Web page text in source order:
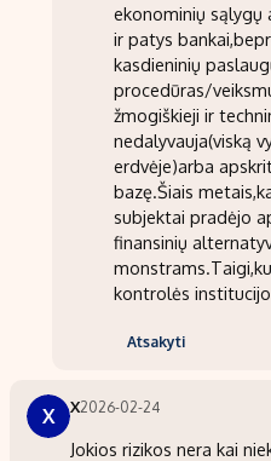
ekonominių sąlygų
ir patys
kasdieninių
procedūras/
žmogiškieji ir
nedalyvauja(viską
erdvėje)arba
bazę.Šiais
subjektai pradėjo
finansinių
kontrolės
Atsakyti
X X2026-02-24
Jokios rizikos nera kai